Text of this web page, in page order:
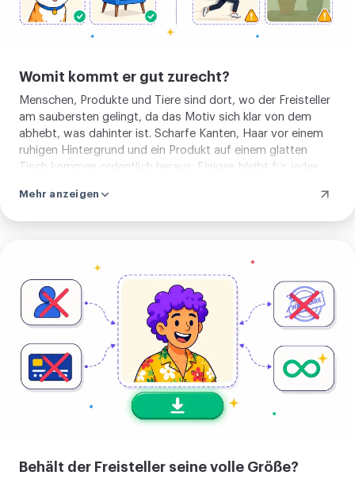
Womit kommt er gut zurecht?
Menschen, Produkte und Tiere sind dort, wo der Freisteller
am saubersten gelingt, da das Motiv sich klar von dem
abhebt, was dahinter ist. Scharfe Kanten, Haar vor einem
ruhigen Hintergrund und ein Produkt auf einem glatten
Tisch kommen ordentlich heraus. Einiges bleibt für jedes
Haarsträhnen vor einem unruhigen Hintergrund und ein
Mehr anzeigen
Behält der Freisteller seine volle Größe?